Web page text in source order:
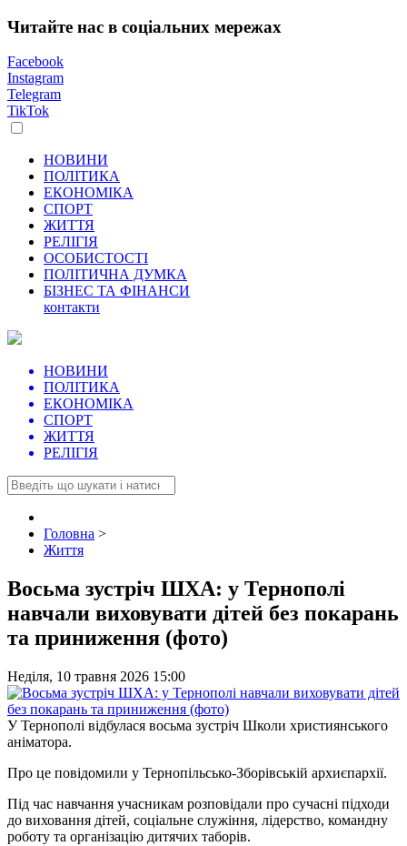
Читайте нас в соціальних мережах
Facebook
Instagram
Telegram
TikTok
НОВИНИ
ПОЛІТИКА
ЕКОНОМІКА
СПОРТ
ЖИТТЯ
РЕЛІГІЯ
ОСОБИСТОСТІ
ПОЛІТИЧНА ДУМКА
БІЗНЕС ТА ФІНАНСИ
контакти
НОВИНИ
ПОЛІТИКА
ЕКОНОМІКА
СПОРТ
ЖИТТЯ
РЕЛІГІЯ
Головна >
Життя
Восьма зустріч ШХА: у Тернополі
навчали виховувати дітей без покарань
та приниження (фото)
Неділя, 10 травня 2026 15:00
У Тернополі відбулася восьма зустріч Школи християнського
аніматора.
Про це повідомили у Тернопільсько-Зборівській архиєпархії.
Під час навчання учасникам розповідали про сучасні підходи
до виховання дітей, соціальне служіння, лідерство, командну
роботу та організацію дитячих таборів.